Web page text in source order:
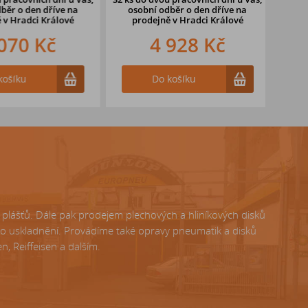
o den dřívena
Hradci Králové
Kč
osobní odběr o den dřívena
prodejně v Hradci Králové
4 928 Kč
Do košíku
Dále pak prodejem plechových a hliníkových disků
uskladnění. Provádíme také opravy pneumatik a disků
Reiffeisen a dalším.